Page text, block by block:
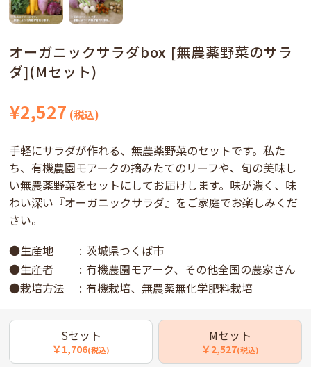
オーガニックサラダbox [無農薬野菜のサラ
ダ](Mセット)
¥2,527 (税込)
手軽にサラダが作れる、無農薬野菜のセットです。私た
ち、有機農園モアークの摘みたてのリーフや、旬の美味し
い無農薬野菜をセットにしてお届けします。味が濃く、味
わい深い『オーガニックサラダ』をご家庭でお楽しみくだ
さい。
●生産地
茨城県つくば市
●生産者
有機農園モアーク、その他全国の農家さん
●栽培方法
有機栽培、無農薬無化学肥料栽培
Sセット
￥1,706(税込)
Mセット
￥2,527(税込)